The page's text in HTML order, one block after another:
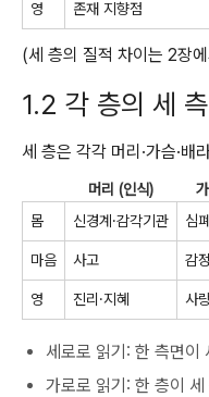
영 존재 지향점
(세 층의 질적 차이는 2장
1.2 각 층의 세
세 층은 각각 머리·가슴·배
머리 (인식)
몸
신경계·감각기관 심
마음 사고 감정
영 진리·지혜 사
세로로 읽기: 한 측면이
가로로 읽기: 한 층이